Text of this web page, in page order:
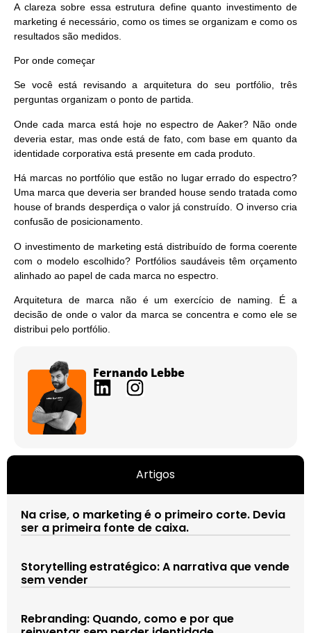
A clareza sobre essa estrutura define quanto investimento de
marketing é necessário, como os times se organizam e como os
resultados são medidos.
Por onde começar
Se você está revisando a arquitetura do seu portfólio, três
perguntas organizam o ponto de partida.
Onde cada marca está hoje no espectro de Aaker? Não onde
deveria estar, mas onde está de fato, com base em quanto da
identidade corporativa está presente em cada produto.
Há marcas no portfólio que estão no lugar errado do espectro?
Uma marca que deveria ser branded house sendo tratada como
house of brands desperdiça o valor já construído. O inverso cria
confusão de posicionamento.
O investimento de marketing está distribuído de forma coerente
com o modelo escolhido? Portfólios saudáveis têm orçamento
alinhado ao papel de cada marca no espectro.
Arquitetura de marca não é um exercício de naming. É a
decisão de onde o valor da marca se concentra e como ele se
distribui pelo portfólio.
Fernando Lebbe
Artigos
Na crise, o marketing é o primeiro corte. Devia
ser a primeira fonte de caixa.
Storytelling estratégico: A narrativa que vende
sem vender
Rebranding: Quando, como e por que